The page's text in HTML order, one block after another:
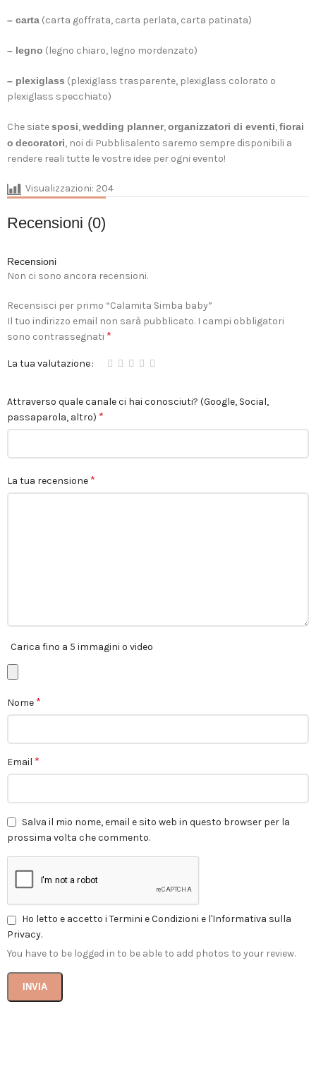
– carta (carta goffrata, carta perlata, carta patinata)
– legno (legno chiaro, legno mordenzato)
– plexiglass (plexiglass trasparente, plexiglass colorato o
plexiglass specchiato)
Che siatesposi,wedding planner,organizzatori di eventi,fiorai
o decoratori, noi di Pubblisalento saremo sempre disponibili a
rendere reali tutte le vostre idee per ogni evento!
Visualizzazioni: 204
Recensioni (0)
Recensioni
Non ci sono ancora recensioni.
Recensisci per primo “Calamita Simba baby”
Il tuo indirizzo email non sarà pubblicato. I campi obbligatori
sono contrassegnati *
La tua valutazione
Attraverso quale canale ci hai conosciuti? (Google, Social,
passaparola, altro) *
La tua recensione *
Carica fino a 5 immagini o video
Nome *
Email *
Salva il mio nome, email e sito web in questo browser per la
prossima volta che commento.
Ho letto e accetto i Termini e Condizioni e l'Informativa sulla
Privacy.
You have to be logged in to be able to add photos to your review.